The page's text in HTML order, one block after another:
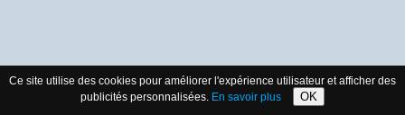
Ce site utilise des cookies pour améliorer l'expérience utilisateur et afficher des
publicités personnalisées. En savoir plus OK